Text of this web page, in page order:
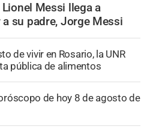
Lionel Messi llega a
su padre, Jorge Messi
de vivir en Rosario, la UNR
pública de alimentos
de hoy 8 de agosto de